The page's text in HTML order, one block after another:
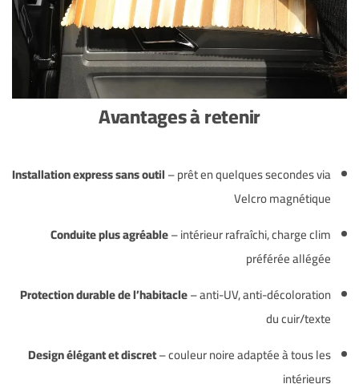
Avantages à retenir
Installation express sans outil– prêt en quelques secondes via
Velcro magnétique
Conduite plus agréable– intérieur rafraîchi, charge clim
préférée allégée
Protection durable de l’habitacle– anti-UV, anti-décoloration
du cuir/texte
Design élégant et discret– couleur noire adaptée à tous les
intérieurs